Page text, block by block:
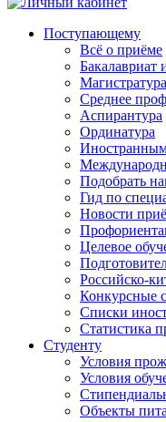
Поступающему
Всё о приёме
Бакалавриат
Магистратура
Среднее
Аспирантура
Ординатура
Подобрать
Гид по
Новости
Целевое
Российско-
Конкурсные
Списки
Статистика
Студенту
Условия
Условия
Объекты